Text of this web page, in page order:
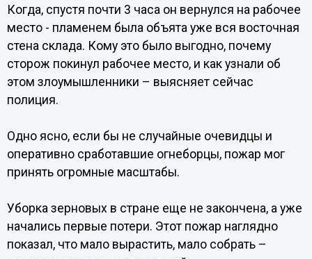
Когда, спустя почти 3 часа он вернулся на рабочее
место - пламенем была объята уже вся восточная
стена склада. Кому это было выгодно, почему
сторож покинул рабочее место, и как узнали об
этом злоумышленники – выясняет сейчас
полиция.
Одно ясно, если бы не случайные очевидцы и
оперативно сработавшие огнеборцы, пожар мог
принять огромные масштабы.
Уборка зерновых в стране еще не закончена, а уже
начались первые потери. Этот пожар наглядно
показал, что мало вырастить, мало собрать –